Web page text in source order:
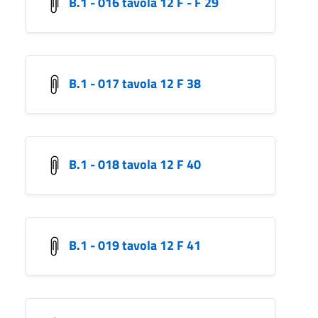
B.1 - 017 tavola 12 F 38
B.1 - 018 tavola 12 F 40
B.1 - 019 tavola 12 F 41